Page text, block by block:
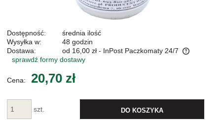
Dostępność:
średnia ilość
Wysyłka w:
48 godzin
Dostawa:
od 16,00 zł - InPost Paczkomaty 24/7
Cena nie zawiera ewentualnych kosztów płatności
sprawdź formy dostawy
Cena: 20,70 zł
szt. DO KOSZYKA